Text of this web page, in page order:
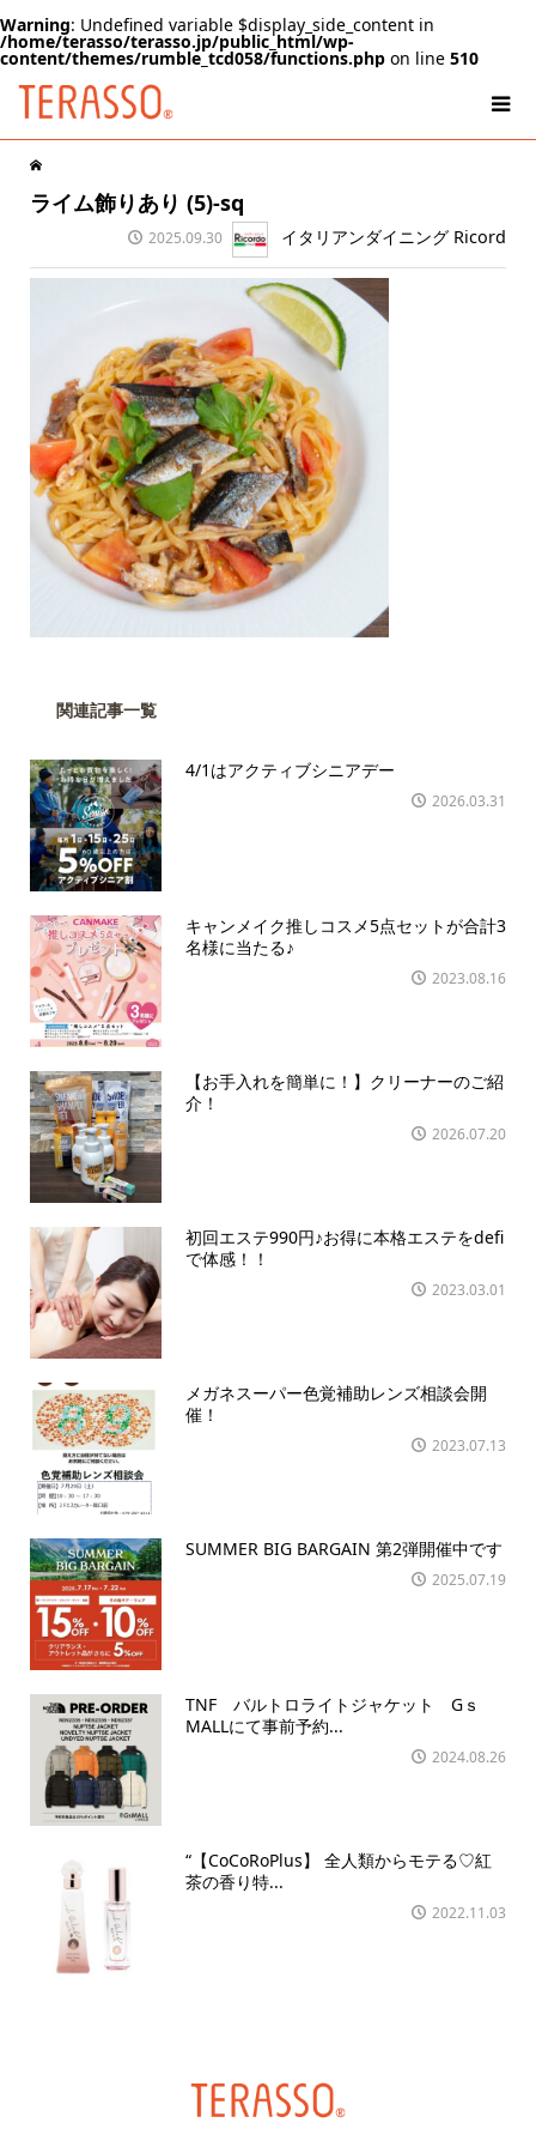
Warning: Undefined variable $display_side_content in
/home/terasso/terasso.jp/public_html/wp-
content/themes/rumble_tcd058/functions.php on line 510
ライム飾りあり (5)-sq
2025.09.30 イタリアンダイニング Ricord
関連記事一覧
4/1はアクティブシニアデー
2026.03.31
キャンメイク推しコスメ5点セットが合計3
名様に当たる♪
2023.08.16
【お手入れを簡単に！】クリーナーのご紹
介！
2026.07.20
初回エステ990円♪お得に本格エステをdefi
で体感！！
2023.03.01
メガネスーパー色覚補助レンズ相談会開
催！
2023.07.13
SUMMER BIG BARGAIN 第2弾開催中です
2025.07.19
TNF バルトロライトジャケット Gｓ
MALLにて事前予約...
2024.08.26
“【CoCoRoPlus】 全人類からモテる♡紅
茶の香り特...
2022.11.03